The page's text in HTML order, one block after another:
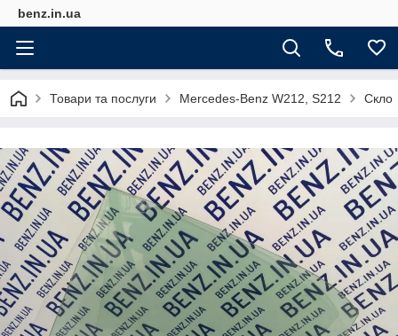
benz.in.ua
Товари та послуги Mercedes-Benz W212, S212 Скло